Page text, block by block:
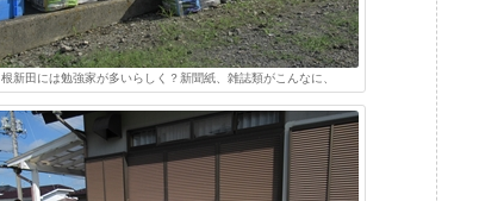
根新田には勉強家が多いらしく？新聞紙、雑誌類がこんなに、